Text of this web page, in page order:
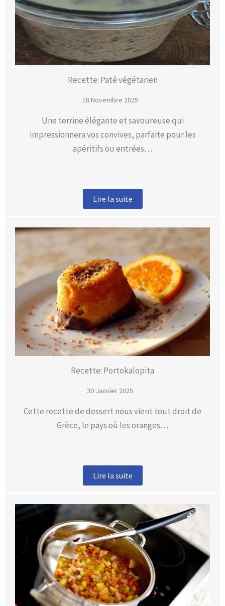
Recette: Paté végétarien
18 Novembre 2025
Une terrine élégante et savoureuse qui
impressionnera vos convives, parfaite pour les
apéritifs ou entrées…
Lire la suite
Recette: Portokalopita
30 Janvier 2025
Cette recette de dessert nous vient tout droit de
Grèce, le pays où les oranges…
Lire la suite